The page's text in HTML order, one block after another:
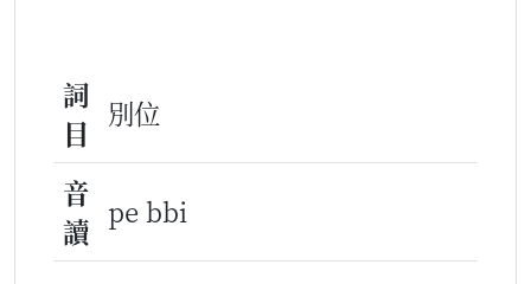
詞
目
別位
音
讀
pe bbi